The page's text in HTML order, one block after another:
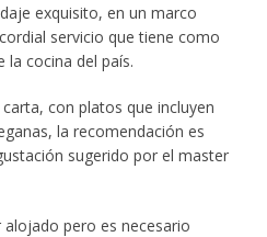
exquisito, en un marco
servicio que tiene como
cocina del país.
con platos que incluyen
la recomendación es
sugerido por el master
alojado pero es necesario